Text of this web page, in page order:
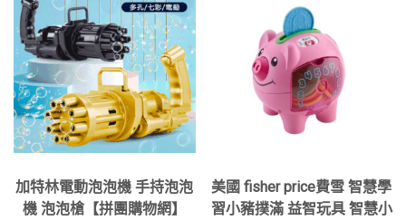
加特林電動泡泡機 手持泡泡
機 泡泡槍【拼團購物網】
美國 fisher price費雪 智慧學
習小豬撲滿 益智玩具 智慧小